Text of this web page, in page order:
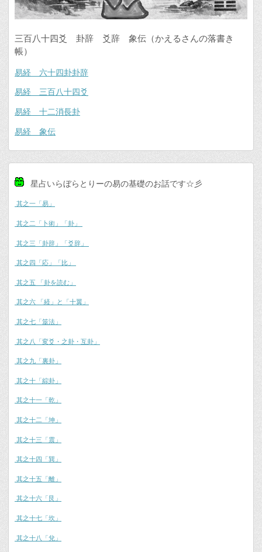
三百八十四爻 卦辞 爻辞 象伝（かえるさんの落書き
帳）
易経 六十四卦卦辞
易経 三百八十四爻
易経 十二消長卦
易経 象伝
星占いらぼらとりーの易の基礎のお話です☆彡
其之一「易」
其之二「卜術」「卦」
其之三「卦辞」「爻辞」
其之四「応」「比」
其之五 「卦を読む」
其之六 「経」と「十翼」
其之七「筮法」
其之八「変爻・之卦・互卦」
其之九「裏卦」
其之十「綜卦」
其之十一「乾」
其之十二「坤」
其之十三「震」
其之十四「巽」
其之十五「離」
其之十六「艮」
其之十七「坎」
其之十八「兌」